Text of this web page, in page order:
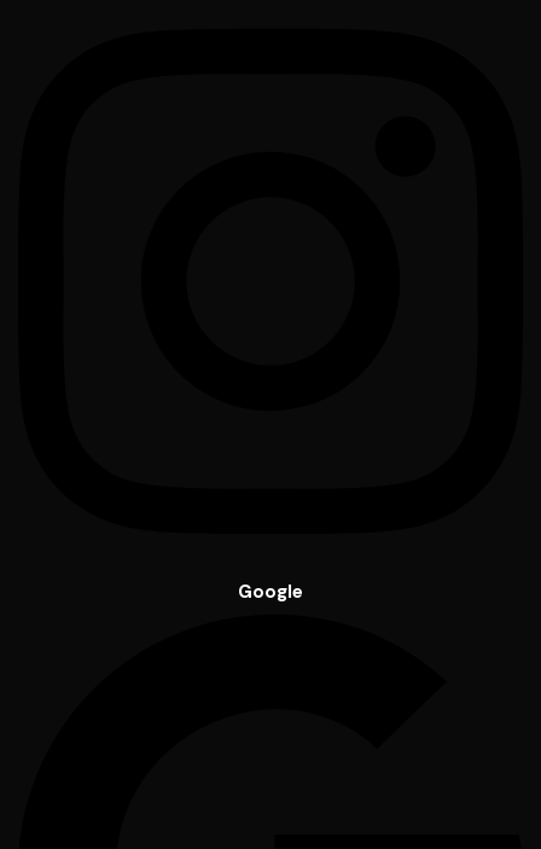
Google